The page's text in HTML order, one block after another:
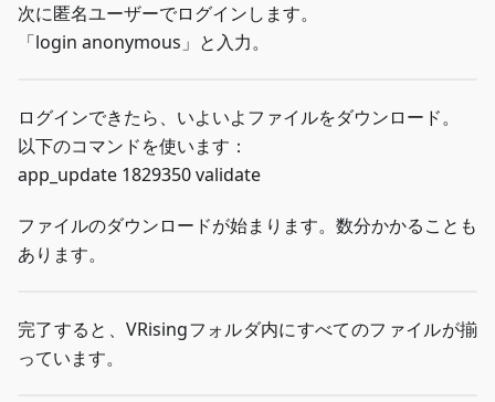
次に匿名ユーザーでログインします。
「login anonymous」と入力。
ログインできたら、いよいよファイルをダウンロード。
以下のコマンドを使います：
app_update 1829350 validate
ファイルのダウンロードが始まります。数分かかることも
あります。
完了すると、VRisingフォルダ内にすべてのファイルが揃
っています。